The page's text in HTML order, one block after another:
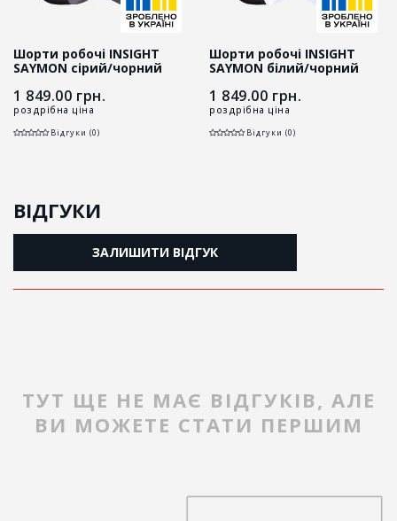
Шорти робочі INSIGHT
SAYMON cірий/чорний
1 849.00 грн.
роздрібна ціна
Відгуки (0)
Шорти робочі INSIGHT
SAYMON білий/чорний
1 849.00 грн.
роздрібна ціна
Відгуки (0)
ВІДГУКИ
ЗАЛИШИТИ ВІДГУК
ТУТ ЩЕ НЕ МАЄ ВІДГУКІВ, АЛЕ
ВИ МОЖЕТЕ СТАТИ ПЕРШИМ